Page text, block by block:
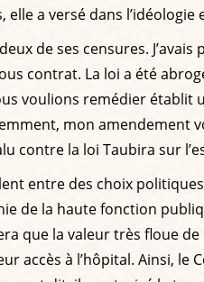
a versé dans
de ses censures.
contrat. La loi a été
voulions remédier
mon
contre la loi Taubira sur
entre des choix
de la haute fonction
que la valeur très floue
accès à l’hôpital. Ainsi,